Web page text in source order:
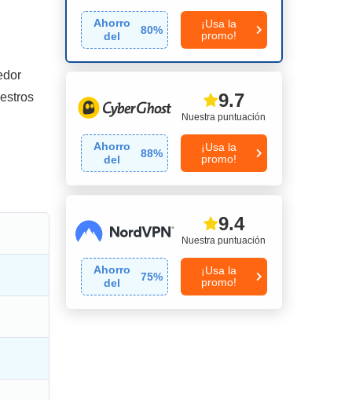
Ahorro
del
80%
¡Usa la
promo!
Nuestra puntuación
9.7
Ahorro
del
88%
¡Usa la
promo!
Nuestra puntuación
9.4
Ahorro
del
75%
¡Usa la
promo!